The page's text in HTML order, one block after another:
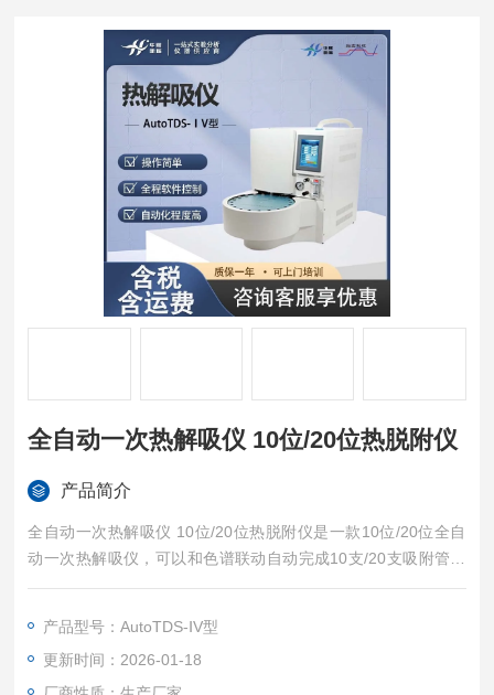
全自动一次热解吸仪 10位/20位热脱附仪
产品简介
全自动一次热解吸仪 10位/20位热脱附仪是一款10位/20位全自
动一次热解吸仪，可以和色谱联动自动完成10支/20支吸附管的
脱附进样反吹过程。适用于《GB 50325-2020 民用建筑工程室
产品型号：AutoTDS-ⅠV型
更新时间：2026-01-18